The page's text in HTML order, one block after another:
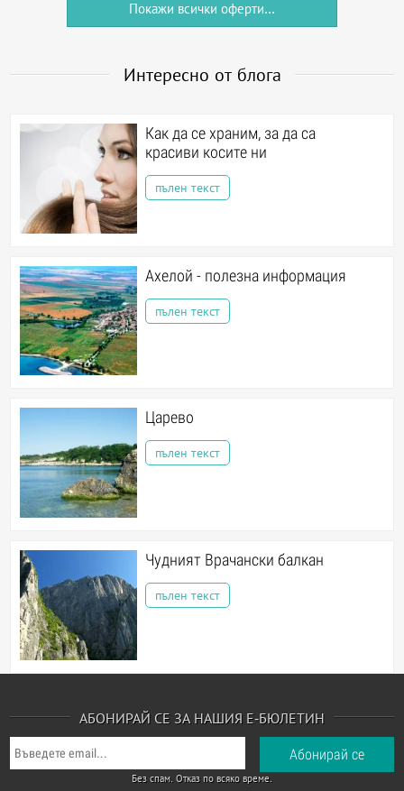
Покажи всички оферти...
Интересно от блога
Как да се храним, за да са
красиви косите ни
пълен текст
Ахелой - полезна информация
пълен текст
Царево
пълен текст
Чудният Врачански балкан
пълен текст
АБОНИРАЙ СЕ ЗА НАШИЯ Е-БЮЛЕТИН
Без спам. Отказ по всяко време.